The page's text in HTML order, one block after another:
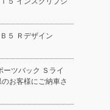
Ｂ５ Ｒデザイン
ツバック Ｓライ
お客様にご納車さ